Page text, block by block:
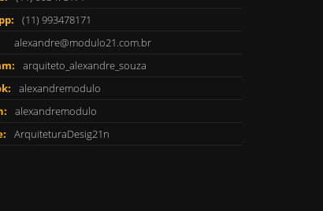
(11) 993478171
alexandre@modulo21.com.br
arquiteto_alexandre_souza
alexandremodulo
alexandremodulo
ArquiteturaDesig21n